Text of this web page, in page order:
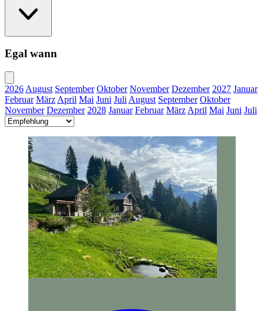
Egal wann
2026 August September Oktober November Dezember 2027 Januar
Februar März April Mai Juni Juli August September Oktober
November Dezember 2028 Januar Februar März April Mai Juni Juli